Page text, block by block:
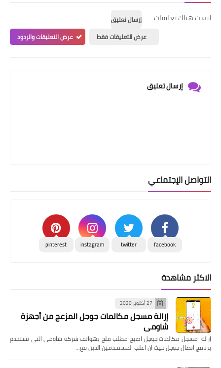
ليست هناك تعليقات
إرسال تعليق
عرض التعليقات فقط
عرض التعليقات والردود
إرسال تعليق
التواصل الإجتماعي
facebook
twitter
instagram
pinterest
الاكثر مشاهدة
27 أكتوبر 2020
إزالة مسجل مكالمات جوجل المزعج من أجهزة
شاومي
إزالة مسجل مكالمات جوجل اصبح مطلب ملح بهواتف شركة شاومي التي تستخدم
برنامج اتصال جوجل حيث ان اغلب المستخدمين الذين فع…